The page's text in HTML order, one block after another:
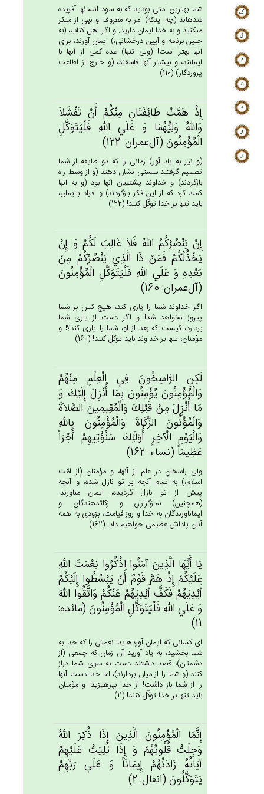
شما بهترين امتى بوديد كه به سود انسانها آفريده
شده‏اند (چه اينكه) امر به معروف و نهى از منكر
مى‏كنيد و به خدا ايمان داريد. و اگر اهل كتاب، (به
چنين برنامه و آيين درخشانى،) ايمان آورند، براى
آنها بهتر است! (ولى تنها) عده كمى از آنها با
ايمانند، و بيشتر آنها فاسقند، (و خارج از اطاعت
پروردگار) (110)
إِذْ هَمَّتْ‌ طَائِفَتَان‌ِ مِنْكُم‌ْ أَنْ‌ تَفْشَلاَ
وَالله‌ُ وَلِيُّهُمَا وَ عَلَي‌ الله‌ِ فَلْيَتَوَكَّل‌ِ
الْمُؤْمِنُون‌َ (آل‌عمران: 122)
(و نيز به ياد آور) زمانى را كه دو طايفه از شما
تصميم گرفتند سستى نشان دهند (و از وسط راه
بازگردند) و خداوند پشتيبان آنها بود (و به آنها
كمك كرد كه از اين فكر بازگردند) و افراد باايمان،
بايد تنها بر خدا توكّل كنند! (122)
إِنْ‌ يَنْصُرْكُم‌ُ الله‌ُ فَلاَ غَالِب‌َ لَكُم‌ْ وَ إِنْ‌
يَخْذُلْكُم‌ْ فَمَنْ‌ ذَا الَّذِي‌ يَنْصُرُكُمْ‌ مِنْ‌
بَعْدِه‌ِ وَ عَلَي‌ الله‌ِ فَلْيَتَوَكَّل‌ِ الْمُؤْمِنُون‌َ
(آل‌عمران: 160)
اگر خداوند شما را يارى كند، هيچ كس بر شما
پيروز نخواهد شد! و اگر دست از يارى شما
بردارد، كيست كه بعد از او، شما را يارى كند؟! و
مؤمنان، تنها بر خداوند بايد توكل كنند! (160)
لَكِنِ‌ الرَّاسِخُون‌َ فِي‌ الْعِلْم‌ِ مِنْهُم‌ْ
وَالْمُؤْمِنُون‌َ يُؤْمِنُون‌َ بِمَا أُنْزِل‌َ إِلَيْك‌َ وَ
مَا أُنْزِل‌َ مِنْ‌ قَبْلِك‌َ وَالْمُقِيمِين‌َ الصَّلاَة‌َ
وَالْمُؤْتُون‌َ الزَّكَاة‌َ وَالْمُؤْمِنُون‌َ بِالله‌ِ
وَالْيَوْم‌ِ الْآخِرِ أُؤلَئِك‌َ سَنُؤْتِيهِم‌ْ أَجْرَاً
عَظِيمَاً (نساء: 162)
ولى راسخانِ در علم از آنها، و مؤمنان (از امّت
اسلام،) به تمام آنچه بر تو نازل شده، و آنچه
پيش از تو نازل گرديده، ايمان مى‏آورند.
(همچنين) نمازگزاران و زكات‏دهندگان و
ايمان‏آورندگان به خدا و روز قيامت، بزودى به همه
آنان پاداش عظيمى خواهيم داد. (162)
يَا أَيُّهَا الَّذِين‌َ آمَنُوا اذْكُرُوا نِعْمَت‌َ الله‌ِ
عَلَيْكُم‌ْ إِذْ هَم‌َّ قَوْم‌ٌ أَنْ‌ يَبْسُطُوا إِلَيْكُم‌ْ
أَيْدِيَهُم‌ْ فَكَف‌َّ أَيْدِيَهُم‌ْ عَنْكُم‌ْ وَاتَّقُوا الله‌َ
وَ عَلَي‌ الله‌ِ فَلْيَتَوَكَّل‌ِ الْمُؤْمِنُون‌َ (مائده:
11)
اى كسانى كه ايمان آورده‏ايد! نعمتى را كه خدا به
شما بخشيد، به ياد آوريد آن زمان كه جمعى (از
دشمنان)، قصد داشتند دست به سوى شما دراز
كنند (و شما را از ميان بردارند)، اما خدا دست آنها
را از شما باز داشت! از خدا بپرهيزيد! و مؤمنان
بايد تنها بر خدا توكّل كنند! (11)
إِنَّمَا الْمُؤْمِنُون‌َ الَّذِين‌َ إِذَا ذُكِرَ الله‌ُ
وَجِلَت‌ْ قُلُوبُهُم‌ْ وَ إِذَا تُلِيَت‌ْ عَلَيْهِم‌ْ
آيَاتُه‌ُ زَادَتْهُم‌ْ إِيمَانَاً وَ عَلَي‌ رَبِّهِم‌ْ
يَتَوَكَّلُون‌َ (انفال: 2)